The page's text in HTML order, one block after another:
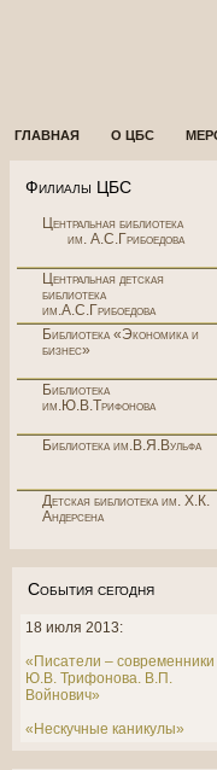
ГЛАВНАЯ О ЦБС
Филиалы ЦБС
Центральная библиотека
им. А.С.Грибоедова
Центральная детская
библиотека
им.А.С.Грибоедова
Библиотека «Экономика и
бизнес»
Библиотека
им.Ю.В.Трифонова
Библиотека им.В.Я.Вульфа
Детская библиотека им. Х.К.
Андерсена
События сегодня
18 июля 2013:
«Писатели – современники
Ю.В. Трифонова. В.П.
Войнович»
«Нескучные каникулы»